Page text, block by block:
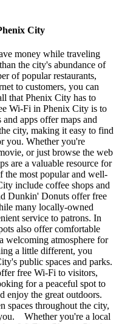
City
money while traveling
the city's abundance of
of popular restaurants,
to customers, you can
that Phenix City has to
Wi-Fi in Phenix City is to
apps offer maps and
city, making it easy to find
you. Whether you're
or just browse the web
are a valuable resource for
most popular and well-
include coffee shops and
Dunkin' Donuts offer free
many locally-owned
service to patrons. In
also offer comfortable
welcoming atmosphere for
a little different, you
public spaces and parks.
free Wi-Fi to visitors,
for a peaceful spot to
enjoy the great outdoors.
spaces throughout the city,
Whether you're a local